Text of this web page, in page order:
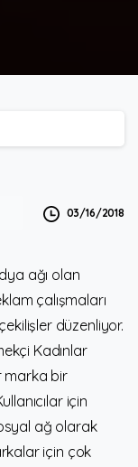
03/16/2018
ağı olan
çalışmaları
düzenliyor.
Kadınlar
marka bir
için
ağ olarak
için çok